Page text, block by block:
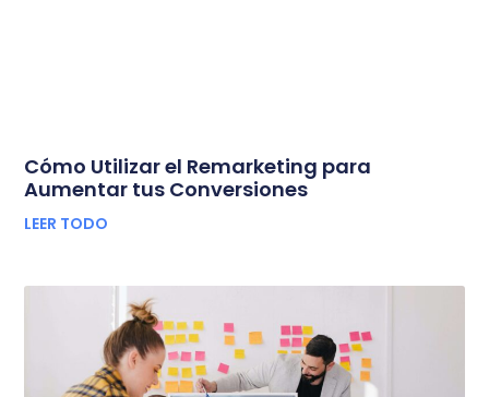
Cómo Utilizar el Remarketing para
Aumentar tus Conversiones
LEER TODO